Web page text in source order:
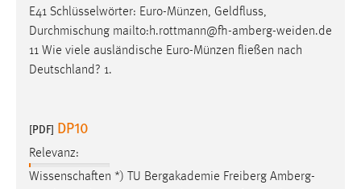
E41 Schlüsselwörter: Euro-Münzen, Geldfluss,
Durchmischung mailto:h.rottmann@fh-amberg-weiden.de
11 Wie viele ausländische Euro-Münzen fließen nach
Deutschland? 1.
[PDF] DP10
Relevanz:
Wissenschaften *) TU Bergakademie Freiberg Amberg-